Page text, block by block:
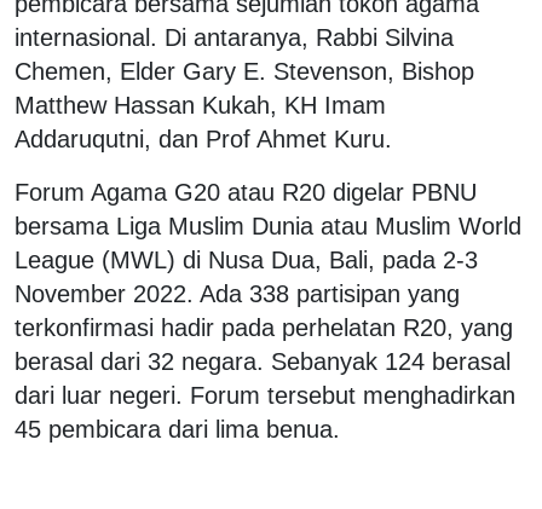
internasional. Di antaranya, Rabbi Silvina
Chemen, Elder Gary E. Stevenson, Bishop
Matthew Hassan Kukah, KH Imam
Addaruqutni, dan Prof Ahmet Kuru.
Forum Agama G20 atau R20 digelar PBNU
bersama Liga Muslim Dunia atau Muslim World
League (MWL) di Nusa Dua, Bali, pada 2-3
November 2022. Ada 338 partisipan yang
terkonfirmasi hadir pada perhelatan R20, yang
berasal dari 32 negara. Sebanyak 124 berasal
dari luar negeri. Forum tersebut menghadirkan
45 pembicara dari lima benua.